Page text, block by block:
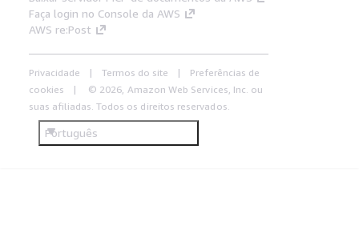
Faça login no Console da AWS
AWS re:Post
Privacidade Termos do site
Preferências de
cookies
© 2026, Amazon Web Services, Inc. ou
suas afiliadas. Todos os direitos reservados.
Português